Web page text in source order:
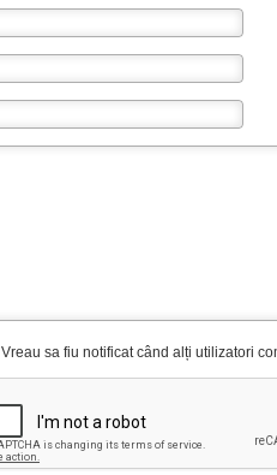
Vreau sa fiu notificat când alți utilizatori